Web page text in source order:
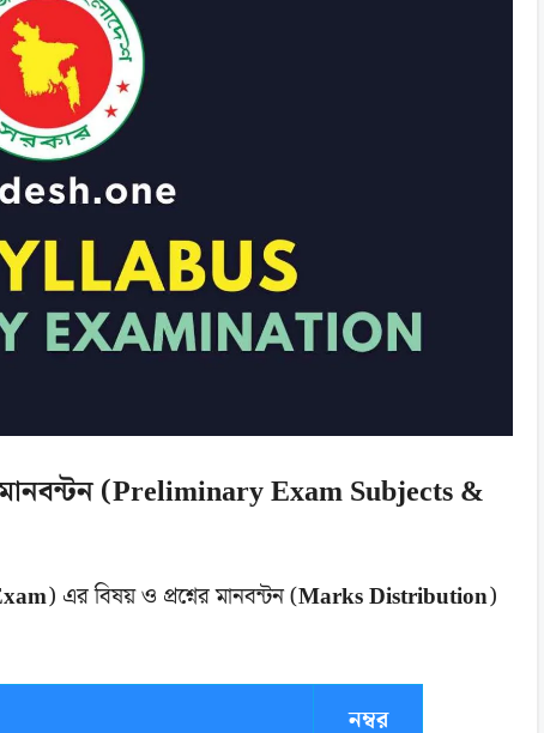
মানবন্টন (Preliminary Exam Subjects &
) এর বিষয় ও প্রশ্নের মানবন্টন (Marks Distribution)
নম্বর